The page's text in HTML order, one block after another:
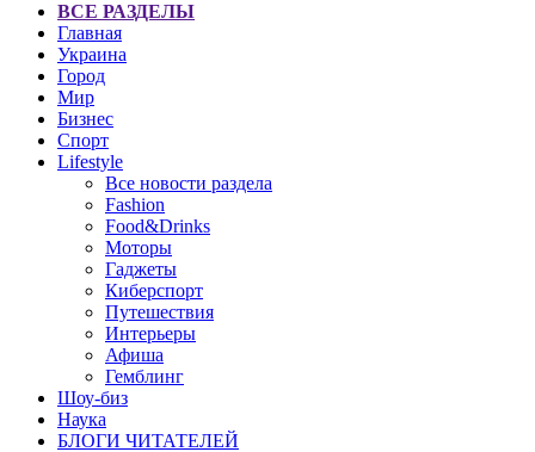
ВСЕ РАЗДЕЛЫ
Главная
Украина
Город
Мир
Бизнес
Спорт
Lifestyle
Все новости раздела
Fashion
Food&Drinks
Моторы
Гаджеты
Киберспорт
Путешествия
Интерьеры
Афиша
Гемблинг
Шоу-биз
Наука
БЛОГИ ЧИТАТЕЛЕЙ